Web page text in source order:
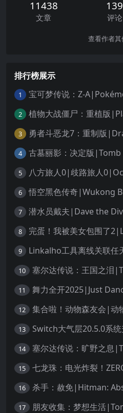
11438
文章
139
评论
查看作者其
排行榜展示
1 宝可梦传说：Z-
2
3
4
5 八方旅人0|歧路旅人
6 悟空黑色传奇|Wukong
7 潜水员戴夫|Dave the
8 完蛋！我被美女包围了
9 Linkalho工具离线关联任
10
11 舞力全开2025|Just
12
13 Switch大气层20.5.0系
14
15
16 杀手：赦免|Hitman:
17